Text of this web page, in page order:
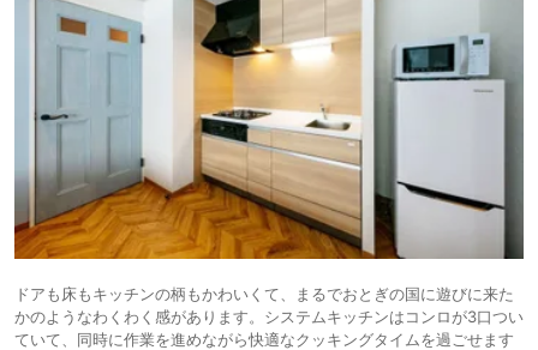
ドアも床もキッチンの柄もかわいくて、まるでおとぎの国に遊びに来た
かのようなわくわく感があります。システムキッチンはコンロが3口つい
ていて、同時に作業を進めながら快適なクッキングタイムを過ごせます